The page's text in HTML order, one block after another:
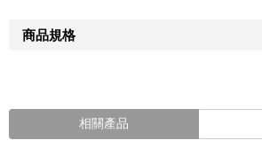
商品規格
相關產品